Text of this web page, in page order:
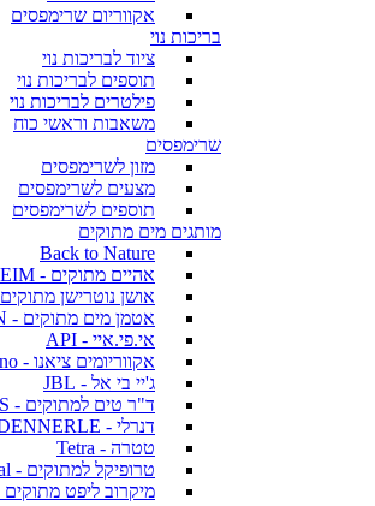
אקווריום שרימפסים
בריכות נוי
ציוד לבריכות נוי
תוספים לבריכות נוי
פילטרים לבריכות נוי
משאבות וראשי כוח
שרימפסים
מזון לשרימפסים
מצעים לשרימפסים
תוספים לשרימפסים
מותגים מים מתוקים
Back to Nature
אהיים מתוקים - EHEIM
אושן נוטרישן מתוקים
אטמן מים מתוקים - ATMAN
אי.פי.איי - API
אקווריומים ציאנו - Ciano
ג'יי בי אל - JBL
ד"ר טים למתוקים - DR. TIM'S
דנרלי - DENNERLE
טטרה - Tetra
טרופיקל למתוקים - Tropical